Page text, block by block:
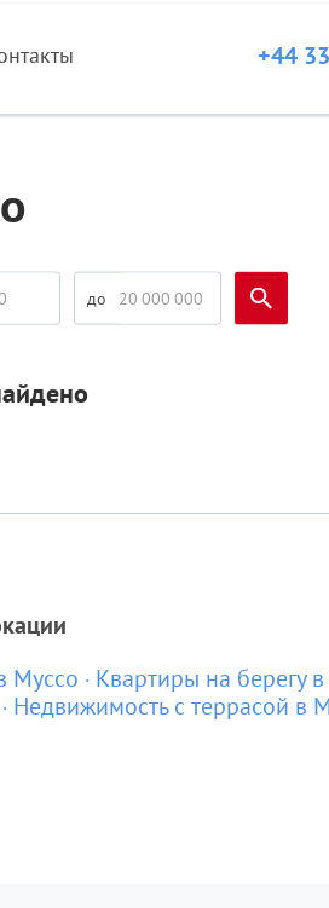
+44
Муссо
Квартиры на берегу
Недвижимость с террасой в